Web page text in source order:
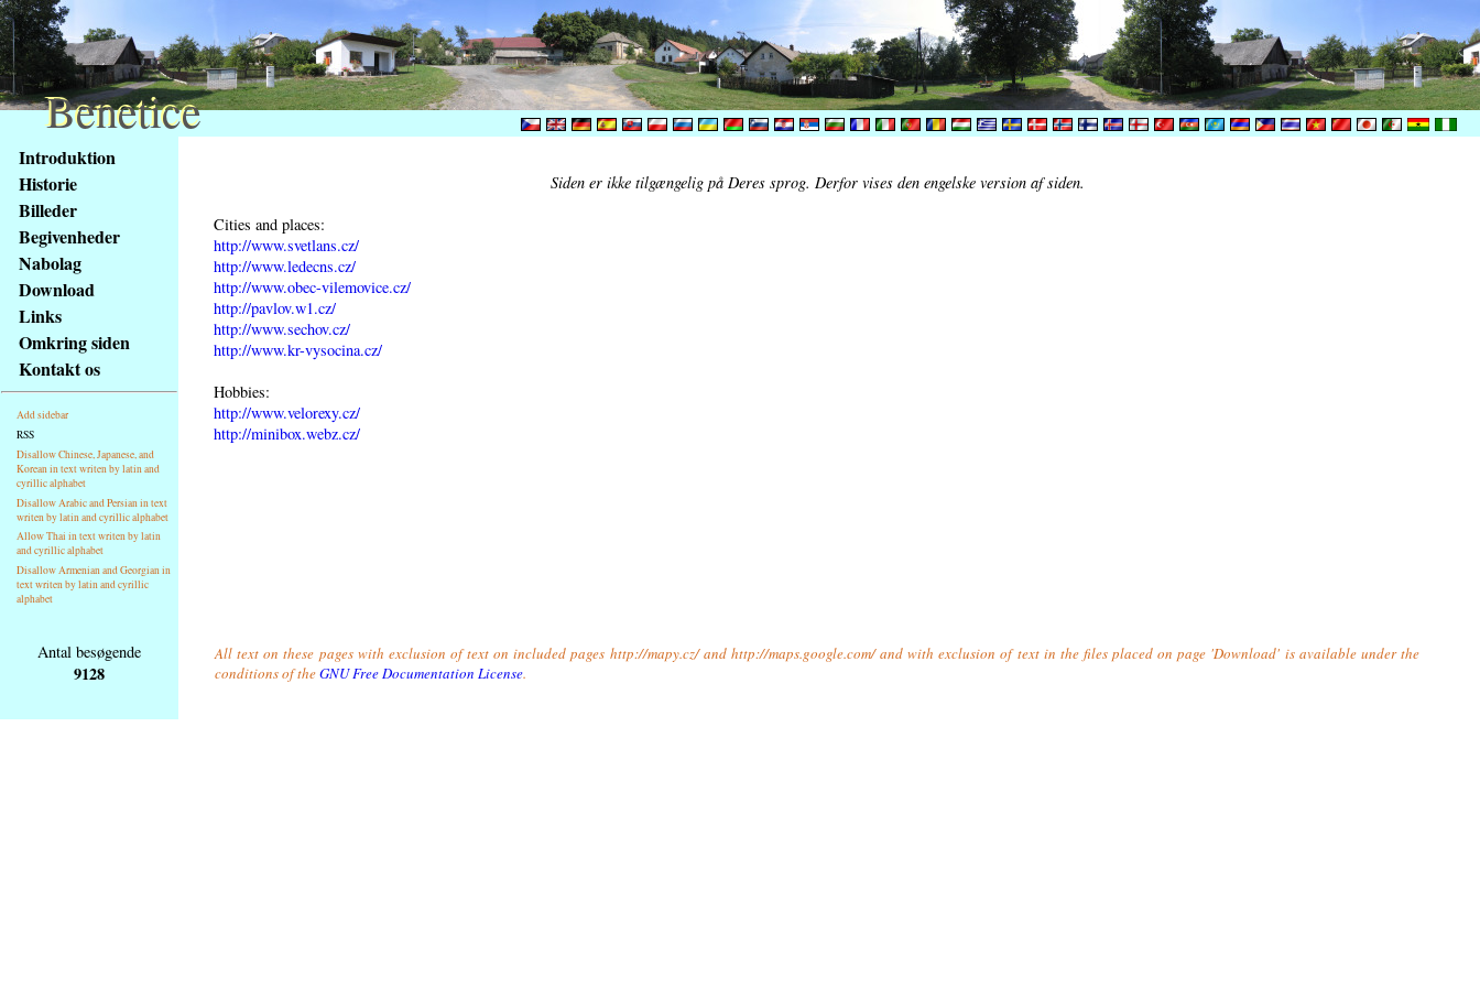
obsah
stránky
Klávesové
zkratky
tomto
webu
základní
Hlavní
strana
Introduktion
Historie
Billeder
Begivenheder
Nabolag
Download
Links
Omkring siden
Kontakt os
Add sidebar
RSS
Disallow Chinese, Japanese, and
Korean in text writen by latin and
cyrillic alphabet
Disallow Arabic and Persian in text
writen by latin and cyrillic alphabet
Allow Thai in text writen by latin
and cyrillic alphabet
Disallow Armenian and Georgian in
text writen by latin and cyrillic
alphabet
Siden er ikke tilgængelig på Deres sprog. Derfor vises den engelske version af siden.
Cities and places:
http://www.svetlans.cz/
http://www.ledecns.cz/
http://www.obec-vilemovice.cz/
http://pavlov.w1.cz/
http://www.sechov.cz/
http://www.kr-vysocina.cz/
Hobbies:
http://www.velorexy.cz/
http://minibox.webz.cz/
Antal besøgende
9128
All text on these pages with exclusion of text on included pages http://mapy.cz/ and http://maps.google.com/ and with exclusion of text in the files placed on page 'Download' is available under the
conditions of theGNU Free Documentation License.
Benetice
Benetice